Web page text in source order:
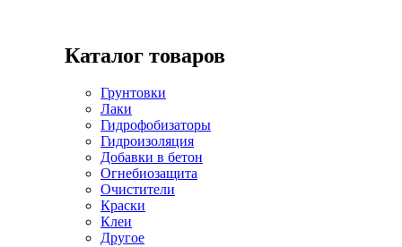
Каталог товаров
Грунтовки
Лаки
Гидрофобизаторы
Гидроизоляция
Добавки в бетон
Огнебиозащита
Очистители
Краски
Клеи
Другое